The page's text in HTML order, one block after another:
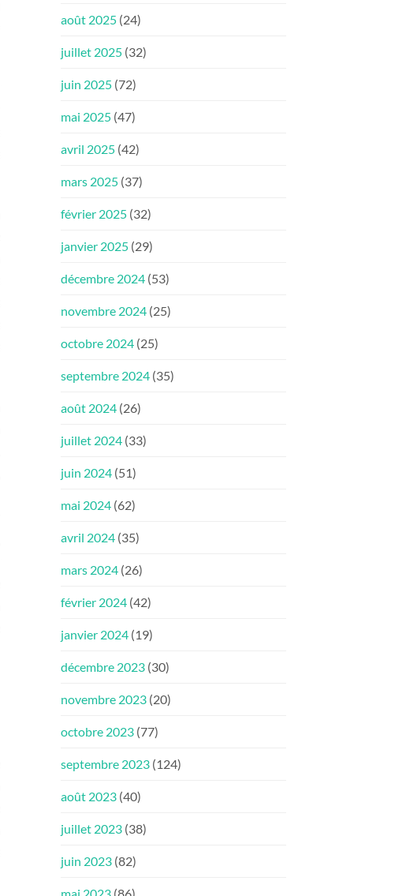
août 2025 (24)
juillet 2025 (32)
juin 2025 (72)
mai 2025 (47)
avril 2025 (42)
mars 2025 (37)
février 2025 (32)
janvier 2025 (29)
décembre 2024 (53)
novembre 2024 (25)
octobre 2024 (25)
septembre 2024 (35)
août 2024 (26)
juillet 2024 (33)
juin 2024 (51)
mai 2024 (62)
avril 2024 (35)
mars 2024 (26)
février 2024 (42)
janvier 2024 (19)
décembre 2023 (30)
novembre 2023 (20)
octobre 2023 (77)
septembre 2023 (124)
août 2023 (40)
juillet 2023 (38)
juin 2023 (82)
mai 2023 (86)